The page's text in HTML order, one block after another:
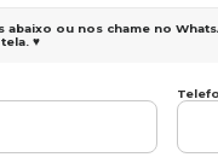
abaixo ou nos chame no
♥